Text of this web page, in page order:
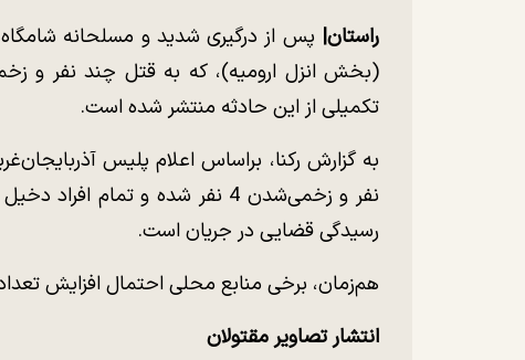
راستان| پس از درگیری شدید و مسلحانه
(بخش انزل ارومیه)، که به قتل چند نفر و
تکمیلی از این حادثه منتشر شده است.
نفر و زخمی‌شدن 4 نفر شده و تمام
رسیدگی قضایی در جریان است.
هم‌زمان، برخی منابع محلی احتمال افزایش
انتشار تصاویر مقتولان